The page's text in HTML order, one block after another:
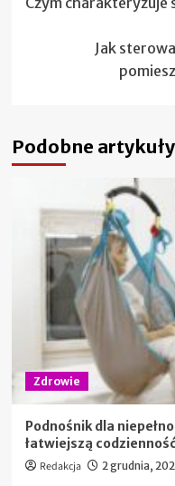
wpisy
Jak
Podobne artykuły
Zdrowie
Podnośnik dla
łatwiejszą codzienność
Redakcja 2 grudnia,